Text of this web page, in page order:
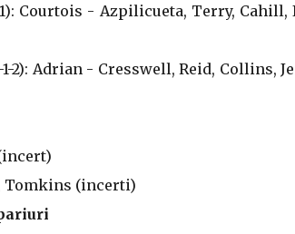
1): Courtois - Azpilicueta, Terry,
1-2): Adrian - Cresswell, Reid, Collins,
Tomkins (incerti)